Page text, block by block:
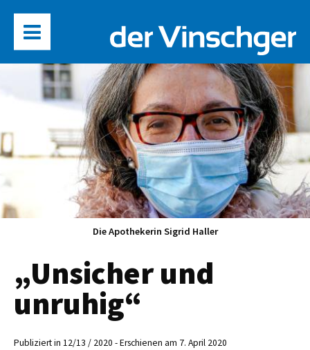
Die Apothekerin Sigrid Haller
„Unsicher und
unruhig“
Publiziert in 12/13 / 2020 - Erschienen am 7. April 2020